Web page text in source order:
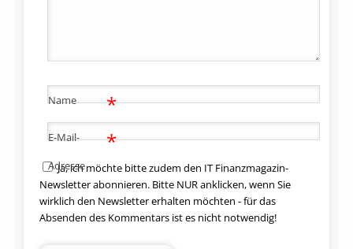
Name *
E-Mail-
Adresse
*
Ja, ich möchte bitte zudem den IT Finanzmagazin-
Newsletter abonnieren. Bitte NUR anklicken, wenn Sie
wirklich den Newsletter erhalten möchten - für das
Absenden des Kommentars ist es nicht notwendig!